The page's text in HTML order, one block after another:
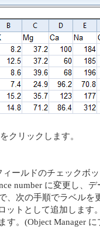
クリックします。
ールドのチェックボ
number に変更し、
次の手順でラベルを
トとして追加します。
。(Object Manager